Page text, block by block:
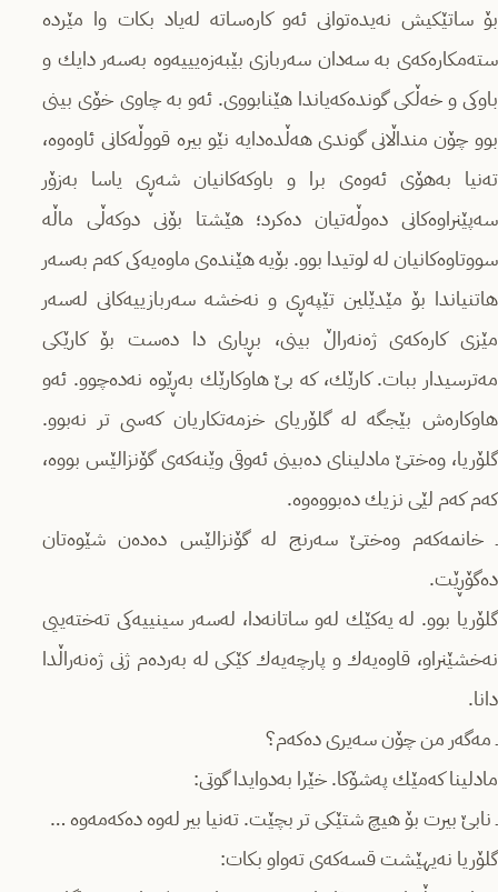
بۆ ساتێكیش نەیدەتوانی ئەو كارەساتە لەیاد بكات وا مێردە
ستەمكارەكەی بە سەدان سەربازی بێبەزەیییەوە بەسەر دایك و
باوكی و خەڵكی گوندەكەیاندا هێنابووی. ئەو بە چاوی خۆی بینی
بوو چۆن منداڵانی گوندی هەڵدەدایە نێو بیرە قووڵەكانی ئاوەوە،
تەنیا بەهۆی ئەوەی برا و باوكەكانیان شەڕی یاسا بەزۆر
سەپێنراوەكانی دەوڵەتیان دەكرد؛ هێشتا بۆنی دوكەڵی ماڵە
سووتاوەكانیان لە لوتیدا بوو. بۆیە هێندەی ماوەیەكی كەم بەسەر
هاتنیاندا بۆ مێدێلین تێپەڕی و نەخشە سەربازییەكانی لەسەر
مێزی كارەكەی ژەنەراڵ بینی، بڕیاری دا دەست بۆ كارێكی
مەترسیدار ببات. كارێك، كە بێ هاوكارێك بەڕێوە نەدەچوو. ئەو
هاوكارەش بێجگە لە گلۆریای خزمەتكاریان كەسی تر نەبوو.
گلۆریا، وەختێ مادلینای دەبینی ئەوقی وێنەكەی گۆنزالێس بووە،
كەم كەم لێی نزیك دەبووەوە.
ـ خانمەكەم وەختێ سەرنج لە گۆنزالێس دەدەن شێوەتان
دەگۆڕێت.
گلۆریا بوو. لە یەكێك لەو ساتانەدا، لەسەر سینییەكی تەختەییی
نەخشێنراو، قاوەیەك و پارچەیەك كێكی لە بەردەم ژنی ژەنەراڵدا
دانا.
ـ مەگەر من چۆن سەیری دەكەم؟
مادلینا كەمێك پەشۆكا. خێرا بەدوایدا گوتی:
ـ نابێ بیرت بۆ هیچ شتێكی تر بچێت. تەنیا بیر لەوە دەكەمەوە …
گلۆریا نەیهێشت قسەكەی تەواو بكات: